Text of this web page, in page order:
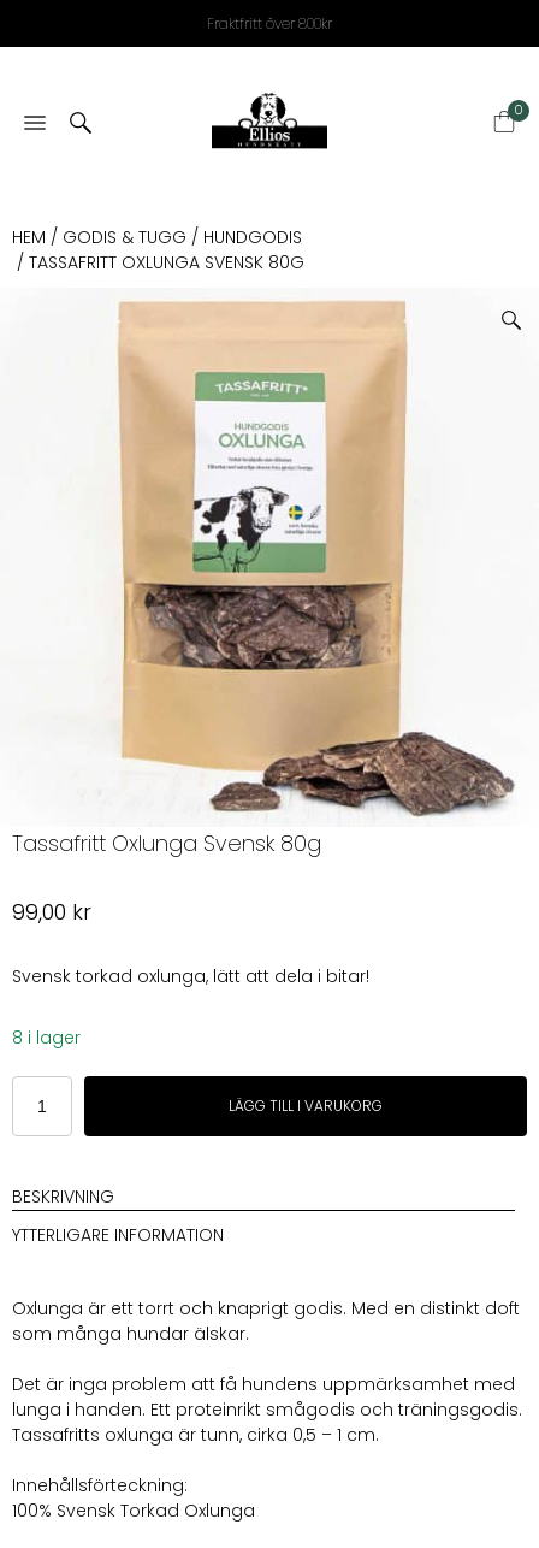
Fraktfritt över 800kr
0
HEM / GODIS & TUGG / HUNDGODIS
/ TASSAFRITT OXLUNGA SVENSK 80G
Tassafritt Oxlunga Svensk 80g
99,00 kr
Svensk torkad oxlunga, lätt att dela i bitar!
8 i lager
Tassafritt
Oxlunga
Svensk
mängd
LÄGG TILL I VARUKORG
BESKRIVNING
YTTERLIGARE INFORMATION
Oxlunga är ett torrt och knaprigt godis. Med en distinkt doft
som många hundar älskar.
Det är inga problem att få hundens uppmärksamhet med
lunga i handen. Ett proteinrikt smågodis och träningsgodis.
Tassafritts oxlunga är tunn, cirka 0,5 – 1 cm.
Innehållsförteckning:
100% Svensk Torkad Oxlunga